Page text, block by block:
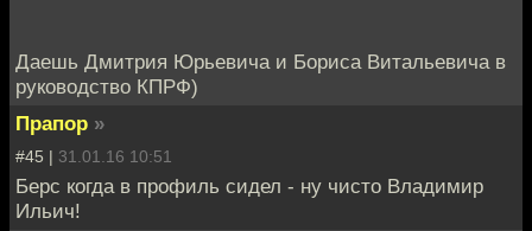
Даешь Дмитрия Юрьевича и Бориса Витальевича в
руководство КПРФ)
Прапор »
#45 | 31.01.16 10:51
Берс когда в профиль сидел - ну чисто Владимир
Ильич!